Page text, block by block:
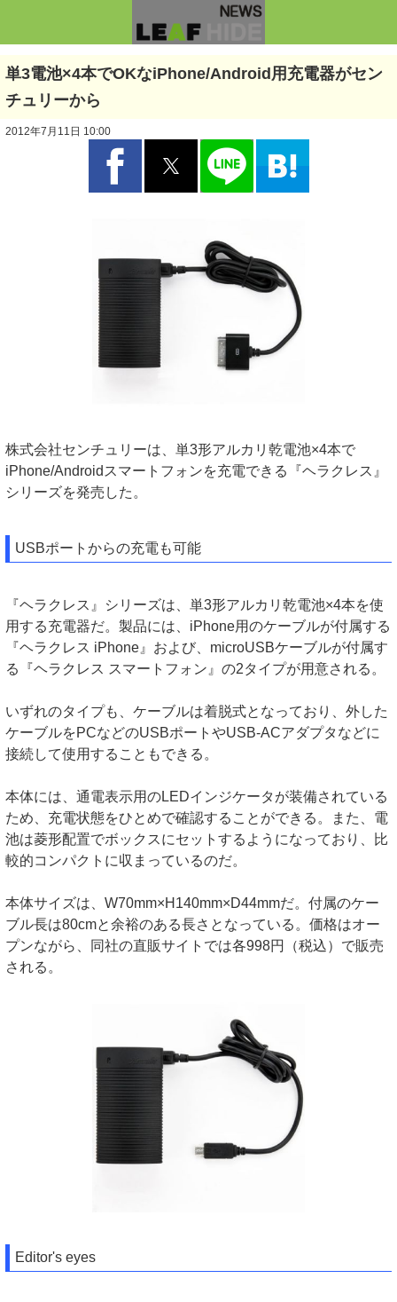
単3電池×4本でOKなiPhone/Android用充電器がセン
チュリーから
2012年7月11日 10:00
株式会社センチュリーは、単3形アルカリ乾電池×4本で
iPhone/Androidスマートフォンを充電できる『ヘラクレス』
シリーズを発売した。
USBポートからの充電も可能
『ヘラクレス』シリーズは、単3形アルカリ乾電池×4本を使
用する充電器だ。製品には、iPhone用のケーブルが付属する
『ヘラクレス iPhone』および、microUSBケーブルが付属す
る『ヘラクレス スマートフォン』の2タイプが用意される。
いずれのタイプも、ケーブルは着脱式となっており、外した
ケーブルをPCなどのUSBポートやUSB-ACアダプタなどに
接続して使用することもできる。
本体には、通電表示用のLEDインジケータが装備されている
ため、充電状態をひとめで確認することができる。また、電
池は菱形配置でボックスにセットするようになっており、比
較的コンパクトに収まっているのだ。
本体サイズは、W70mm×H140mm×D44mmだ。付属のケー
ブル長は80cmと余裕のある長さとなっている。価格はオー
プンながら、同社の直販サイトでは各998円（税込）で販売
される。
Editor's eyes